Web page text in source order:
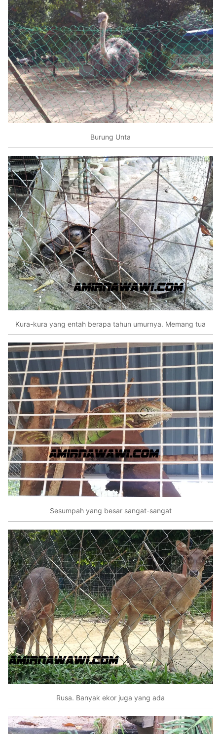
Burung Unta
Kura-kura yang entah berapa tahun umurnya. Memang tua
Sesumpah yang besar sangat-sangat
Rusa. Banyak ekor juga yang ada